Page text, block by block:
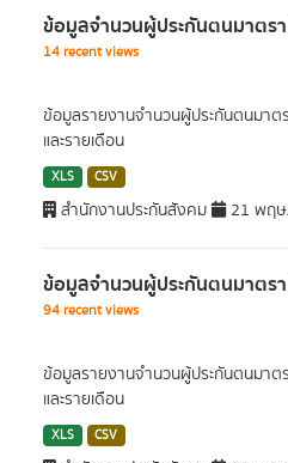
ข้อมูลจำนวนผู้ประกันตนมาตร
14 recent views
ข้อมูลรายงานจำนวนผู้ประกันตนมา
และรายเดือน
XLS CSV
สำนักงานประกันสังคม 21 พฤษ
ข้อมูลจำนวนผู้ประกันตนมาตร
94 recent views
ข้อมูลรายงานจำนวนผู้ประกันตนมา
และรายเดือน
XLS CSV